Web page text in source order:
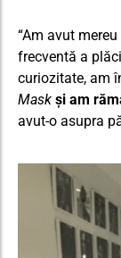
“Am avut
frecventă a
curiozitate, am
Mask și am
avut-o asupra